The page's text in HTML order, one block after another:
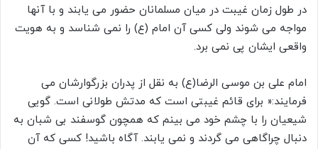
در طول زمان غیبت در میان مسلمانان حضور می یابند و با آنها
مواجه می شوند ولی کسی آن امام (ع) را نمی شناسد و به هویت
واقعی ایشان پی نمی برد.
امام علی بن موسی الرضا(ع) به نقل از پدران بزرگوارشان می
فرمایند:« برای قائم غیبتی است که مدتش طولانی است. گویی
شیعیان را با چشم خود می بینم که همچون گوسفند بی شبان به
دنبال چراگاهی می گردند و نمی یابند. آگاه باشید! کسی که آن